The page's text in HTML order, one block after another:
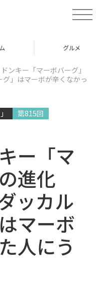
t
o
i
グルメ
ンキー「マーボバーグ」
」はマーボが辛くなかっ
第815回
ー「マ
進化
ッカル
マーボ
人にう